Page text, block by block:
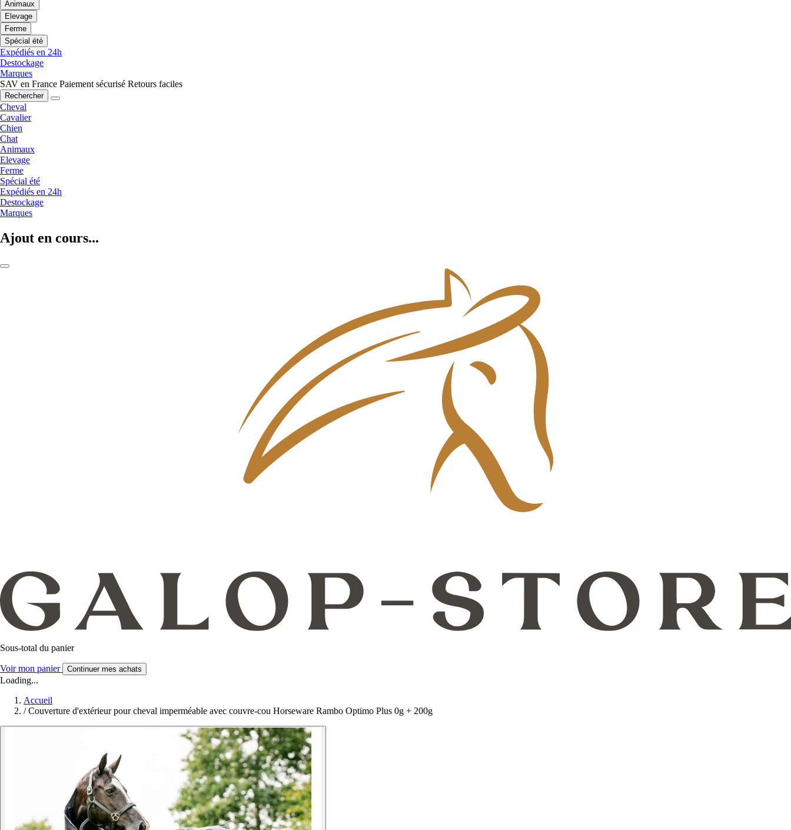
Animaux
Elevage
Ferme
Spécial été
Expédiés en 24h
Destockage
Marques
SAV en France Paiement sécurisé Retours faciles
Rechercher
Cheval
Cavalier
Chien
Chat
Animaux
Elevage
Ferme
Spécial été
Expédiés en 24h
Destockage
Marques
Ajout en cours...
Sous-total du panier
Voir mon panier Continuer mes achats
Loading...
Accueil
/ Couverture d'extérieur pour cheval imperméable avec couvre-cou Horseware Rambo Optimo Plus 0g + 200g